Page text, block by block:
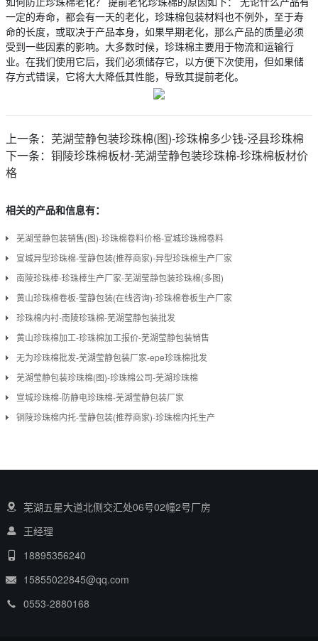
一定的寿命，都会有一天的老化，珍珠棉包装材料也不例外，至于寿
命的长度，或取决于产品本身，如果早期老化，那么产品的质量必须
受到一些因素的影响。大多数时候，珍珠棉主要用于物流和运输行
业。在我们使用它后，我们必须储存它，以方便下次使用，但如果储
存方式错误，它将大大降低其性能，导致其提前老化。
上一条： 芜湖莹静包装珍珠棉(图)-珍珠棉多少钱-泾县珍珠棉
下一条： 铜陵珍珠棉板材-芜湖莹静包装珍珠棉-珍珠棉板材价
格
相关的产品和信息有：
芜湖莹静包装销售(图)-珍珠棉卷料价格-宣城珍珠棉卷料
宣城异型珍珠棉-莹静包装(推荐商家)-异型珍珠棉生产厂家
南陵珍珠棒-珍珠棒生产厂家-芜湖莹静包装珍珠棉(多图)
黄山珍珠棉卷板-莹静包装(在线咨询)-珍珠棉卷板生产厂家
珍珠棉内衬-南陵珍珠棉-芜湖莹静包装批发
黄山珍珠棉加工-珍珠棉加工报价-芜湖莹静包装销售
无为珍珠棉批发-芜湖莹静包装厂家-epe珍珠棉批发
芜湖莹静包装珍珠棉(图)-珍珠棉公司-芜湖珍珠棉
宣城珍珠棉-防静电珍珠棉-芜湖莹静包装厂家
铜陵珍珠棉内托-莹静包装(推荐商家)-珍珠棉内托生产
芜湖五星大道北侧交汇处06号02幢2号厂房
王经理
18895356240
15855022845@qq.com
0553-2880168